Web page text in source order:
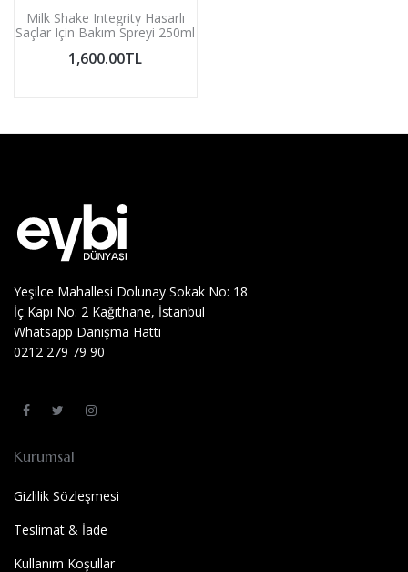
Milk Shake Integrity Hasarlı
Saçlar Için Bakım Spreyi 250ml
1,600.00TL
Yeşilce Mahallesi Dolunay Sokak No: 18
İç Kapı No: 2 Kağıthane, İstanbul
Whatsapp Danışma Hattı
0212 279 79 90
Kurumsal
Gizlilik Sözleşmesi
Teslimat & İade
Kullanım Koşullar